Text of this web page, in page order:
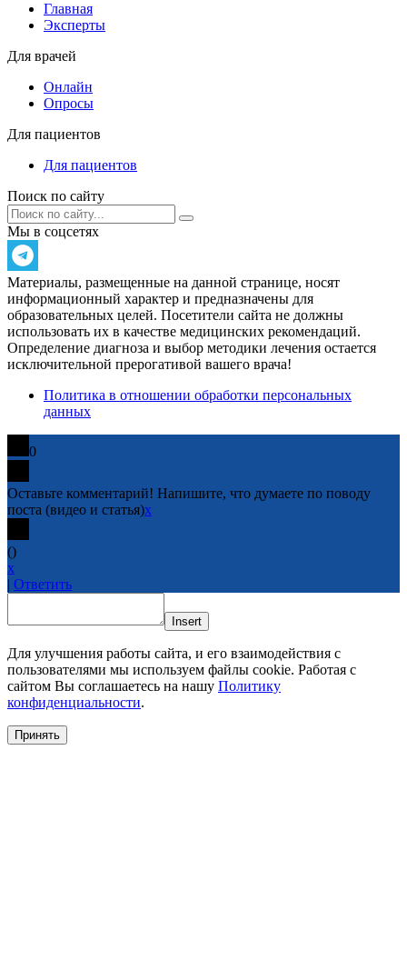
Главная
Эксперты
Для врачей
Онлайн
Опросы
Для пациентов
Для пациентов
Поиск по сайту
Мы в соцсетях
Материалы, размещенные на данной странице, носят
информационный характер и предназначены для
образовательных целей. Посетители сайта не должны
использовать их в качестве медицинских рекомендаций.
Определение диагноза и выбор методики лечения остается
исключительной прерогативой вашего врача!
Политика в отношении обработки персональных
данных
0
Оставьте комментарий! Напишите, что думаете по поводу
поста (видео и статья)x
()
x
| Ответить
Insert
Для улучшения работы сайта, и его взаимодействия с
пользователями мы используем файлы cookie. Работая с
сайтом Вы соглашаетесь на нашу Политику
конфиденциальности.
Принять